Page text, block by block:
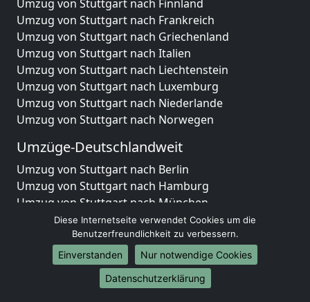
Umzug von Stuttgart nach Finnland
Umzug von Stuttgart nach Frankreich
Umzug von Stuttgart nach Griechenland
Umzug von Stuttgart nach Italien
Umzug von Stuttgart nach Liechtenstein
Umzug von Stuttgart nach Luxemburg
Umzug von Stuttgart nach Niederlande
Umzug von Stuttgart nach Norwegen
Umzüge-Deutschlandweit
Umzug von Stuttgart nach Berlin
Umzug von Stuttgart nach Hamburg
Umzug von Stuttgart nach München
Umzug von Stuttgart nach Köln
Umzug von Stuttgart nach Frankfurt am Main
Umzug von Stuttgart nach Stuttgart
Umzug von Stuttgart nach Düsseldorf
Umzug von Stuttgart nach Leipzig
Diese Internetseite verwendet Cookies um die
Benutzerfreundlichkeit zu verbessern.
Einverstanden
Nur notwendige Cookies
Datenschutzerklärung